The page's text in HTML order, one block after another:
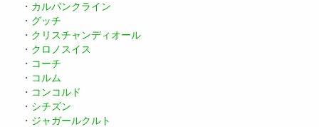
・ カルバンクライン
・ グッチ
・ クリスチャンディオール
・ クロノスイス
・ コーチ
・ コルム
・ コンコルド
・ シチズン
・ ジャガールクルト